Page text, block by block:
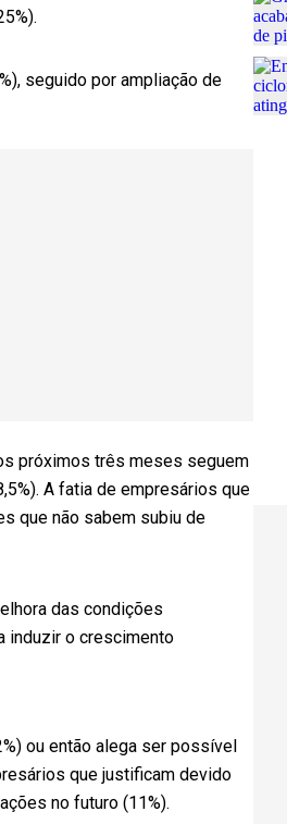
seguido por ampliação de
próximos três meses seguem
A fatia de empresários que
que não sabem subiu de
das condições
induzir o crescimento
ou então alega ser possível
que justificam devido
no futuro (11%).